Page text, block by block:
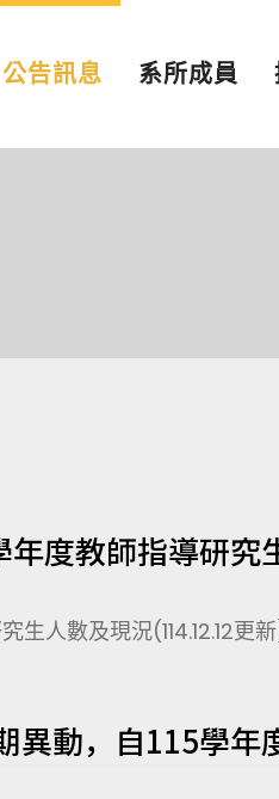
公告訊息 系所成員
度教師指導研究
生人數及現況(114.12.12更
異動，自115學年